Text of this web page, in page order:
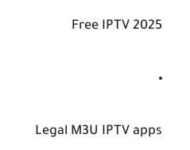
Free IPTV 2025
Legal M3U IPTV apps